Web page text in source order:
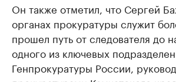
Он также отметил, что Сергей
органах прокуратуры служит
прошел путь от следователя до
одного из ключевых
Генпрокуратуры России,